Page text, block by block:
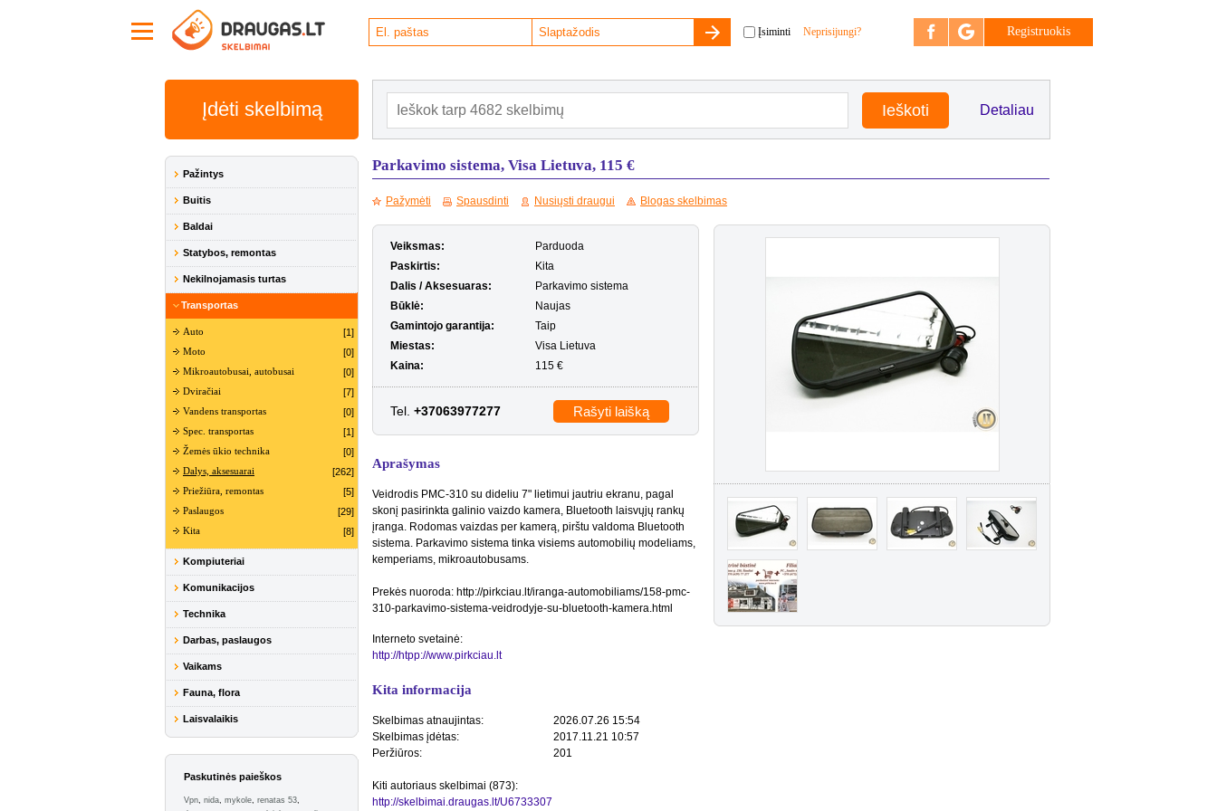
Įsiminti Neprisijungi? Registruokis
Įdėti skelbimą Detaliau
Pažintys
Buitis
Baldai
Statybos, remontas
Nekilnojamasis turtas
Transportas
Auto [1]
Moto [0]
Mikroautobusai, autobusai [0]
Dviračiai [7]
Vandens transportas [0]
Spec. transportas [1]
Žemės ūkio technika [0]
Dalys, aksesuarai [262]
Priežiūra, remontas [5]
Paslaugos [29]
Kita [8]
Kompiuteriai
Komunikacijos
Technika
Darbas, paslaugos
Vaikams
Fauna, flora
Laisvalaikis
Paskutinės paieškos
Vpn, nida, mykole, renatas 53,
Parkavimo sistema, Visa Lietuva, 115 €
Pažymėti Spausdinti Nusiųsti draugui Blogas skelbimas
Veiksmas:
Parduoda
Paskirtis:
Kita
Dalis / Aksesuaras:
Parkavimo sistema
Būklė:
Naujas
Gamintojo garantija:
Taip
Miestas:
Visa Lietuva
Kaina:
115 €
Tel. +37063977277 Rašyti laišką
Aprašymas
Veidrodis PMC-310 su dideliu 7" lietimui jautriu ekranu, pagal
skonį pasirinkta galinio vaizdo kamera, Bluetooth laisvųjų rankų
įranga. Rodomas vaizdas per kamerą, pirštu valdoma Bluetooth
sistema. Parkavimo sistema tinka visiems automobilių modeliams,
kemperiams, mikroautobusams.
Prekės nuoroda: http://pirkciau.lt/iranga-automobiliams/158-pmc-
310-parkavimo-sistema-veidrodyje-su-bluetooth-kamera.html
Interneto svetainė:
http://htpp://www.pirkciau.lt
Kita informacija
Skelbimas atnaujintas:
2026.07.26 15:54
Skelbimas įdėtas:
2017.11.21 10:57
Peržiūros:
201
Kiti autoriaus skelbimai (873):
http://skelbimai.draugas.lt/U6733307